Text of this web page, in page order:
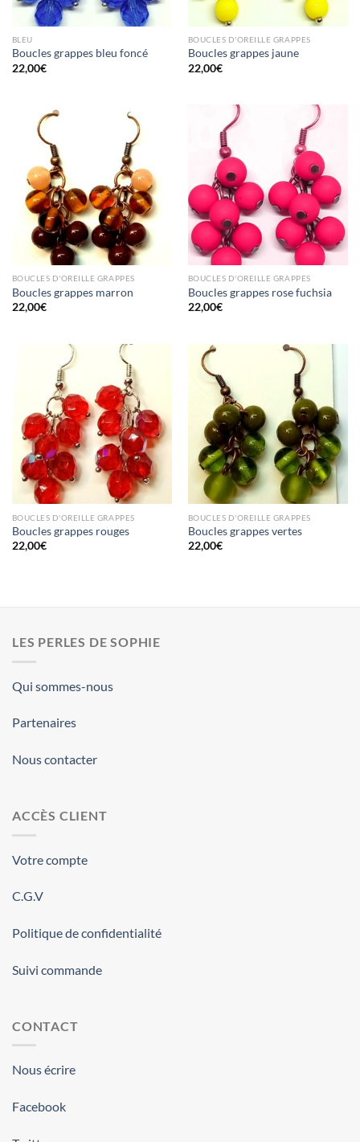
BLEU
Boucles grappes bleu foncé
22,00€
BOUCLES D'OREILLE GRAPPES
Boucles grappes jaune
22,00€
BOUCLES D'OREILLE GRAPPES
Boucles grappes marron
22,00€
BOUCLES D'OREILLE GRAPPES
Boucles grappes rose fuchsia
22,00€
BOUCLES D'OREILLE GRAPPES
Boucles grappes rouges
22,00€
BOUCLES D'OREILLE GRAPPES
Boucles grappes vertes
22,00€
LES PERLES DE SOPHIE
Qui sommes-nous
Partenaires
Nous contacter
ACCÈS CLIENT
Votre compte
C.G.V
Politique de confidentialité
Suivi commande
CONTACT
Nous écrire
Facebook